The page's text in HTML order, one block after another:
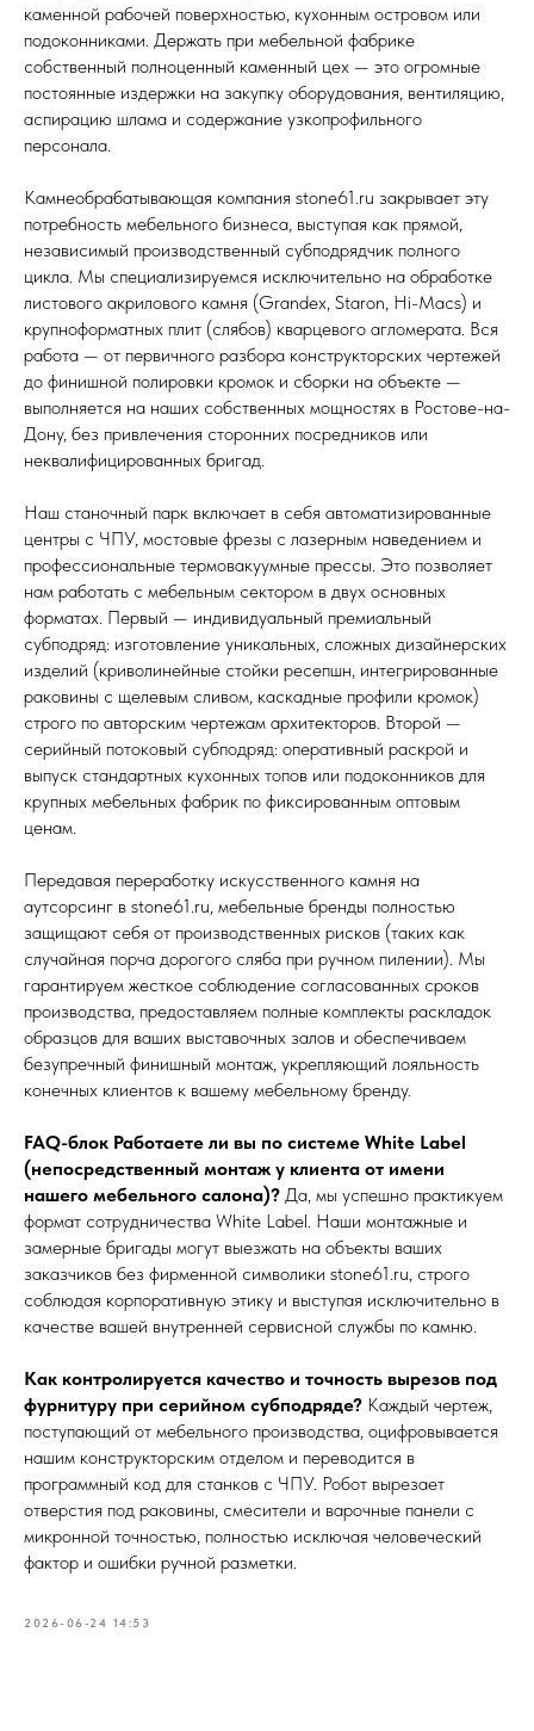
каменной рабочей поверхностью, кухонным островом или
подоконниками. Держать при мебельной фабрике
собственный полноценный каменный цех — это огромные
постоянные издержки на закупку оборудования, вентиляцию,
аспирацию шлама и содержание узкопрофильного
персонала.
Камнеобрабатывающая компания stone61.ru закрывает эту
потребность мебельного бизнеса, выступая как прямой,
независимый производственный субподрядчик полного
цикла. Мы специализируемся исключительно на обработке
листового акрилового камня (Grandex, Staron, Hi-Macs) и
крупноформатных плит (слябов) кварцевого агломерата. Вся
работа — от первичного разбора конструкторских чертежей
до финишной полировки кромок и сборки на объекте —
выполняется на наших собственных мощностях в Ростове-на-
Дону, без привлечения сторонних посредников или
неквалифицированных бригад.
Наш станочный парк включает в себя автоматизированные
центры с ЧПУ, мостовые фрезы с лазерным наведением и
профессиональные термовакуумные прессы. Это позволяет
нам работать с мебельным сектором в двух основных
форматах. Первый — индивидуальный премиальный
субподряд: изготовление уникальных, сложных дизайнерских
изделий (криволинейные стойки ресепшн, интегрированные
раковины с щелевым сливом, каскадные профили кромок)
строго по авторским чертежам архитекторов. Второй —
серийный потоковый субподряд: оперативный раскрой и
выпуск стандартных кухонных топов или подоконников для
крупных мебельных фабрик по фиксированным оптовым
ценам.
Передавая переработку искусственного камня на
аутсорсинг в stone61.ru, мебельные бренды полностью
защищают себя от производственных рисков (таких как
случайная порча дорогого сляба при ручном пилении). Мы
гарантируем жесткое соблюдение согласованных сроков
производства, предоставляем полные комплекты раскладок
образцов для ваших выставочных залов и обеспечиваем
безупречный финишный монтаж, укрепляющий лояльность
конечных клиентов к вашему мебельному бренду.
FAQ-блок Работаете ли вы по системе White Label
(непосредственный монтаж у клиента от имени
нашего мебельного салона)? Да, мы успешно практикуем
формат сотрудничества White Label. Наши монтажные и
замерные бригады могут выезжать на объекты ваших
заказчиков без фирменной символики stone61.ru, строго
соблюдая корпоративную этику и выступая исключительно в
качестве вашей внутренней сервисной службы по камню.
Как контролируется качество и точность вырезов под
фурнитуру при серийном субподряде? Каждый чертеж,
поступающий от мебельного производства, оцифровывается
нашим конструкторским отделом и переводится в
программный код для станков с ЧПУ. Робот вырезает
отверстия под раковины, смесители и варочные панели с
микронной точностью, полностью исключая человеческий
фактор и ошибки ручной разметки.
2026-06-24 14:53